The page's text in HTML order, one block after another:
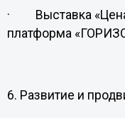
· Выставка «Цена
платформа
6. Развитие и